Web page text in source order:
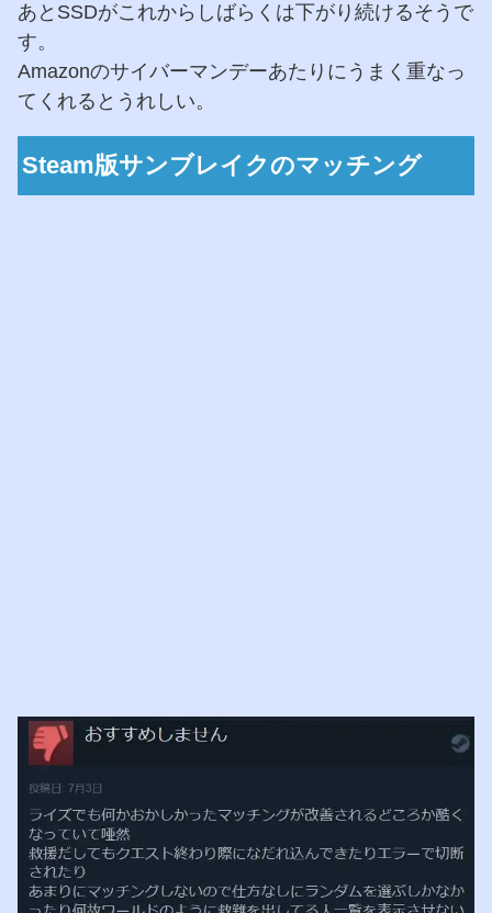
あとSSDがこれからしばらくは下がり続けるそうで
す。
Amazonのサイバーマンデーあたりにうまく重なっ
てくれるとうれしい。
Steam版サンブレイクのマッチング